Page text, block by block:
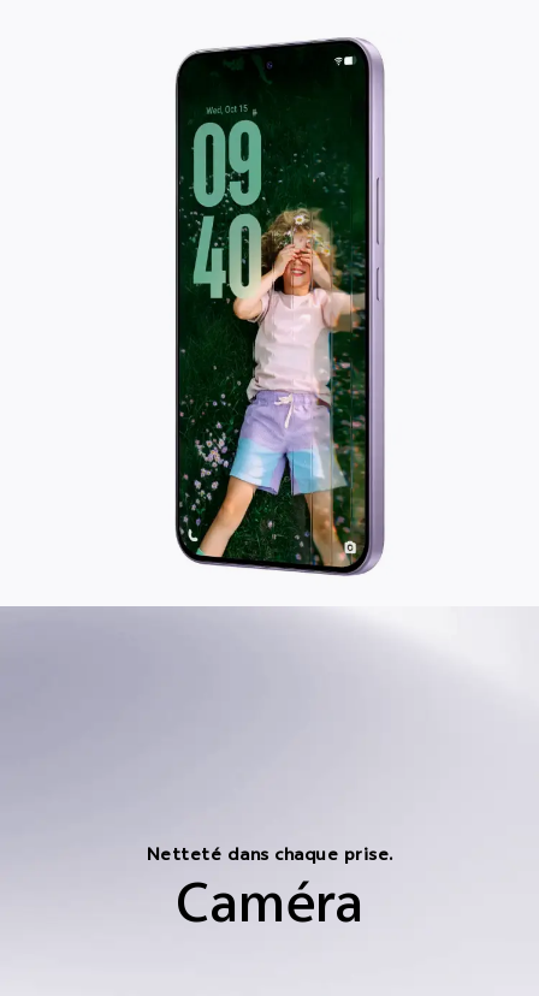
Netteté dans chaque prise.
Caméra